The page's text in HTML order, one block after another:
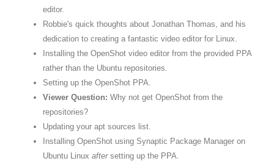
editor.
Robbie's quick thoughts about Jonathan Thomas, and his
dedication to creating a fantastic video editor for Linux.
Installing the OpenShot video editor from the provided PPA
rather than the Ubuntu repositories.
Setting up the OpenShot PPA.
Viewer Question: Why not get OpenShot from the
repositories?
Updating your apt sources list.
Installing OpenShot using Synaptic Package Manager on
Ubuntu Linux aftersetting up the PPA.